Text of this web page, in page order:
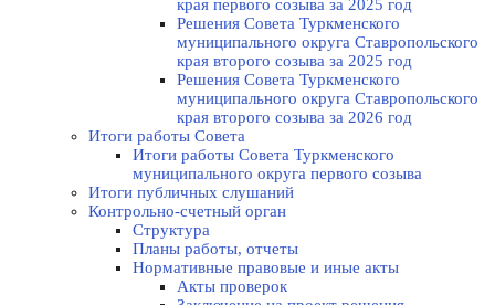
края первого созыва за 2025 год
Решения Совета Туркменского
муниципального округа Ставропольского
края второго созыва за 2025 год
Решения Совета Туркменского
муниципального округа Ставропольского
края второго созыва за 2026 год
Итоги работы Совета
Итоги работы Совета Туркменского
муниципального округа первого созыва
Итоги публичных слушаний
Контрольно-счетный орган
Структура
Планы работы, отчеты
Нормативные правовые и иные акты
Акты проверок